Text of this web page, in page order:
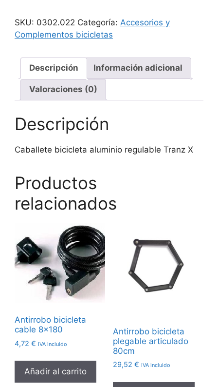
regulable
Tranz
cantidad
SKU: 0302.022 Categoría: Accesorios y
Complementos bicicletas
Descripción Información adicional
Valoraciones (0)
Descripción
Caballete bicicleta aluminio regulable Tranz X
Productos
relacionados
Antirrobo bicicleta
cable 8×180
4,72 € IVA incluido
Añadir al carrito
Antirrobo bicicleta
plegable articulado
80cm
29,52 € IVA incluido